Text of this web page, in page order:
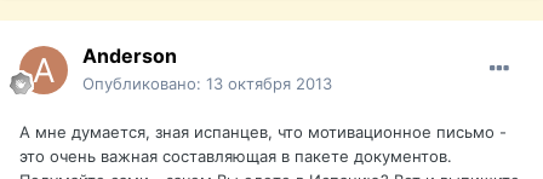
Anderson
Опубликовано: 13 октября 2013
А мне думается, зная испанцев, что мотивационное письмо -
это очень важная составляющая в пакете документов.